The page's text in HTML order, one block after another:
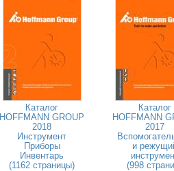
Каталог
HOFFMANN GROUP
2018
Инструмент
Приборы
Инвентарь
(1162 страницы)
Каталог
HOFFMANN
2017
и
(998